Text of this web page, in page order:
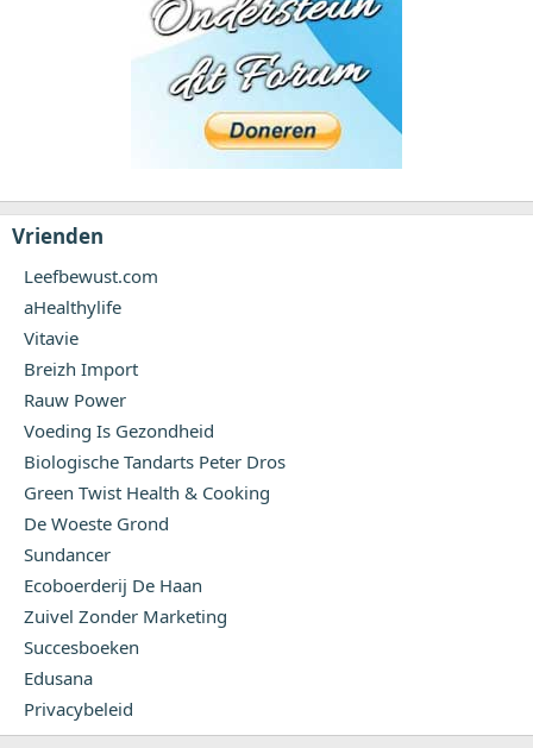
Vrienden
Leefbewust.com
aHealthylife
Vitavie
Breizh Import
Rauw Power
Voeding Is Gezondheid
Biologische Tandarts Peter Dros
Green Twist Health & Cooking
De Woeste Grond
Sundancer
Ecoboerderij De Haan
Zuivel Zonder Marketing
Succesboeken
Edusana
Privacybeleid